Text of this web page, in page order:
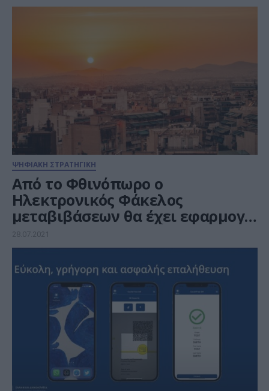
ΨΗΦΙΑΚΗ ΣΤΡΑΤΗΓΙΚΗ
Από το Φθινόπωρο ο
Ηλεκτρονικός Φάκελος
μεταβιβάσεων θα έχει εφαρμογή
στο σύνολο των ακινήτων της
χώρας
28.07.2021